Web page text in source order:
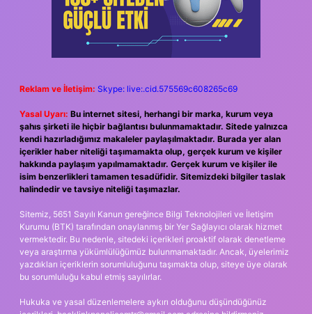
Reklam ve İletişim: Skype: live:.cid.575569c608265c69
Yasal Uyarı: Bu internet sitesi, herhangi bir marka, kurum veya
şahıs şirketi ile hiçbir bağlantısı bulunmamaktadır. Sitede yalnızca
kendi hazırladığımız makaleler paylaşılmaktadır. Burada yer alan
içerikler haber niteliği taşımamakta olup, gerçek kurum ve kişiler
hakkında paylaşım yapılmamaktadır. Gerçek kurum ve kişiler ile
isim benzerlikleri tamamen tesadüfidir. Sitemizdeki bilgiler taslak
halindedir ve tavsiye niteliği taşımazlar.
Sitemiz, 5651 Sayılı Kanun gereğince Bilgi Teknolojileri ve İletişim
Kurumu (BTK) tarafından onaylanmış bir Yer Sağlayıcı olarak hizmet
vermektedir. Bu nedenle, sitedeki içerikleri proaktif olarak denetleme
veya araştırma yükümlülüğümüz bulunmamaktadır. Ancak, üyelerimiz
yazdıkları içeriklerin sorumluluğunu taşımakta olup, siteye üye olarak
bu sorumluluğu kabul etmiş sayılırlar.
Hukuka ve yasal düzenlemelere aykırı olduğunu düşündüğünüz